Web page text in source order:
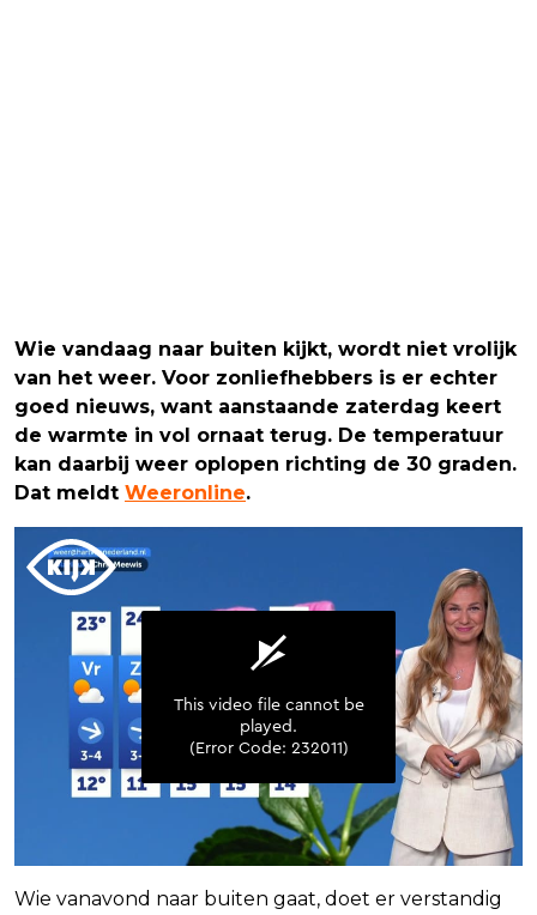
Wie vandaag naar buiten kijkt, wordt niet vrolijk
van het weer. Voor zonliefhebbers is er echter
goed nieuws, want aanstaande zaterdag keert
de warmte in vol ornaat terug. De temperatuur
kan daarbij weer oplopen richting de 30 graden.
Dat meldt Weeronline.
Wie vanavond naar buiten gaat, doet er verstandig